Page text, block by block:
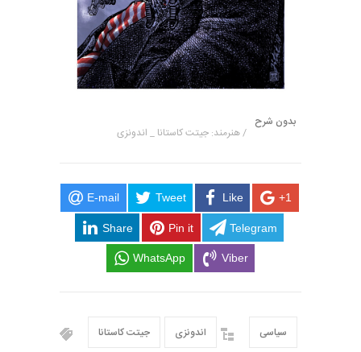
بدون شرح
/ هنرمند: جیتت کاستانا _ اندونزی
E-mail Tweet Like +1
Share Pin it Telegram
WhatsApp Viber
جیتت کاستانا اندونزی سیاسی